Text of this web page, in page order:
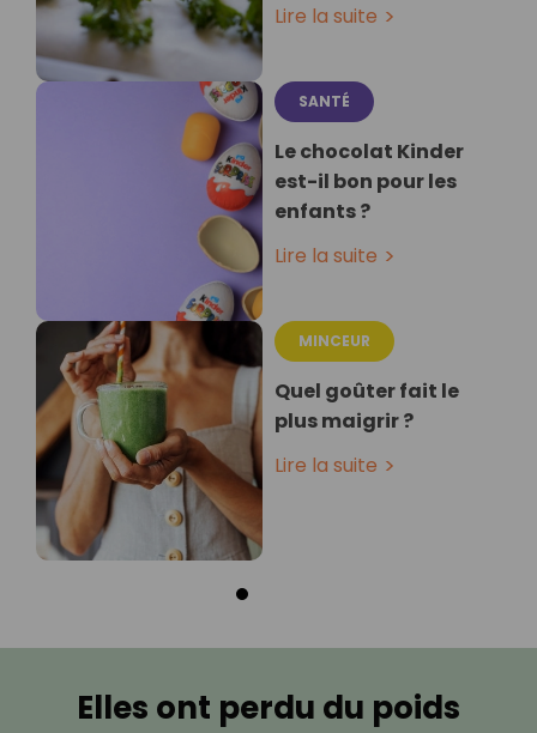
Lire la suite
SANTÉ
Le chocolat Kinder
est-il bon pour les
enfants ?
Lire la suite
MINCEUR
Quel goûter fait le
plus maigrir ?
Lire la suite
Elles ont perdu du poids